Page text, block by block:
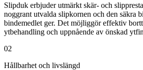
Slipduk erbjuder utmärkt skär- och
noggrant utvalda slipkornen och den säkra
bindemedlet ger. Det möjliggör effektiv
ytbehandling och uppnående av önskad
02
Hållbarhet och livslängd